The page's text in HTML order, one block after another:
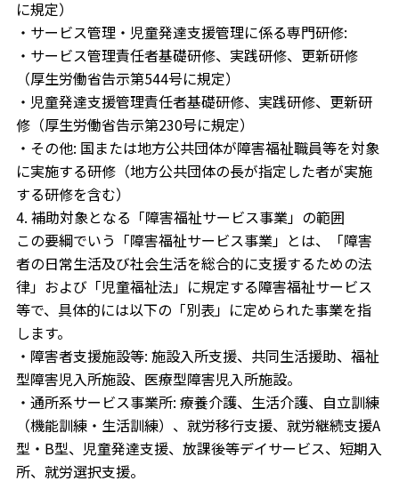
に規定）
・サービス管理・児童発達支援管理に係る専門研修:
・サービス管理責任者基礎研修、実践研修、更新研修
（厚生労働省告示第544号に規定）
・児童発達支援管理責任者基礎研修、実践研修、更新研
修（厚生労働省告示第230号に規定）
・その他: 国または地方公共団体が障害福祉職員等を対象
に実施する研修（地方公共団体の長が指定した者が実施
する研修を含む）
4. 補助対象となる「障害福祉サービス事業」の範囲
この要綱でいう「障害福祉サービス事業」とは、「障害
者の日常生活及び社会生活を総合的に支援するための法
律」および「児童福祉法」に規定する障害福祉サービス
等で、具体的には以下の「別表」に定められた事業を指
します。
・障害者支援施設等: 施設入所支援、共同生活援助、福祉
型障害児入所施設、医療型障害児入所施設。
・通所系サービス事業所: 療養介護、生活介護、自立訓練
（機能訓練・生活訓練）、就労移行支援、就労継続支援A
型・B型、児童発達支援、放課後等デイサービス、短期入
所、就労選択支援。